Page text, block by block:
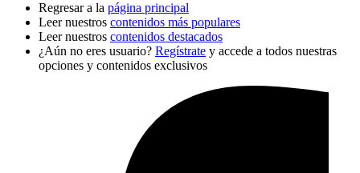
Regresar a la página principal
Leer nuestros contenidos más populares
Leer nuestros contenidos destacados
¿Aún no eres usuario? Regístrate y accede a todos nuestras
opciones y contenidos exclusivos